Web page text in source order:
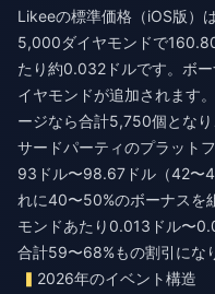
Likeeの標準価格（iOS版）
5,000ダイヤモンドで
たり約0.032ドルです。ボ
イヤモンドが追加されます
ージなら合計5,750個とな
サードパーティのプラット
93ドル〜98.67ドル（42〜
れに40〜50%のボーナスを
モンドあたり0.013ドル〜
合計59〜68%もの割引にな
2026年のイベント構造